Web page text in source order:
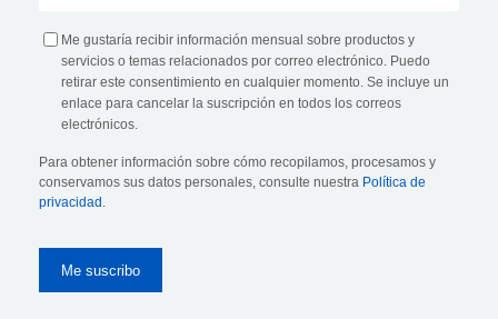
Me gustaría recibir información mensual sobre productos y
servicios o temas relacionados por correo electrónico. Puedo
retirar este consentimiento en cualquier momento. Se incluye un
enlace para cancelar la suscripción en todos los correos
electrónicos.
Para obtener información sobre cómo recopilamos, procesamos y
conservamos sus datos personales, consulte nuestra Política de
privacidad .